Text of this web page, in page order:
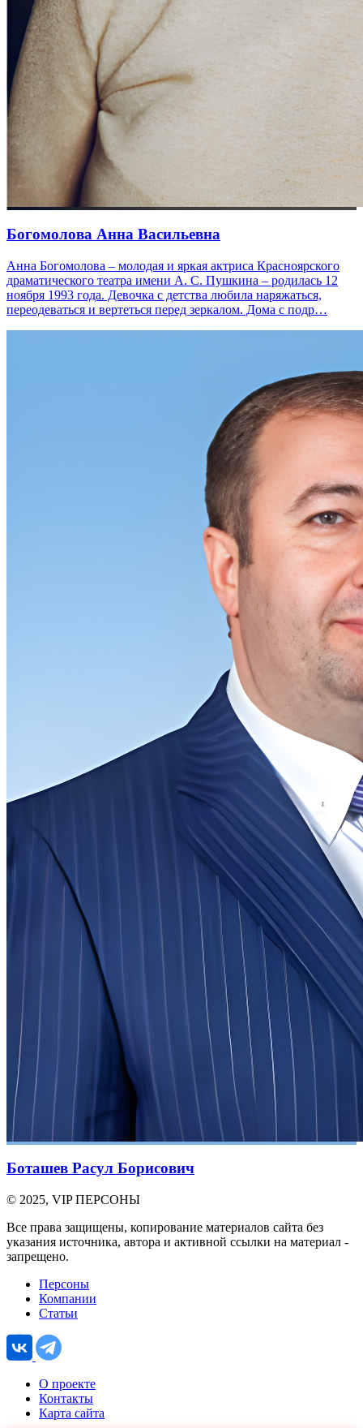
Богомолова Анна Васильевна
Анна Богомолова – молодая и яркая актриса Красноярского
драматического театра имени А. С. Пушкина – родилась 12
ноября 1993 года. Девочка с детства любила наряжаться,
переодеваться и вертеться перед зеркалом. Дома с подр…
Боташев Расул Борисович
© 2025, VIP ПЕРСОНЫ
Все права защищены, копирование материалов сайта без
указания источника, автора и активной ссылки на материал -
запрещено.
Персоны
Компании
Статьи
О проекте
Контакты
Карта сайта